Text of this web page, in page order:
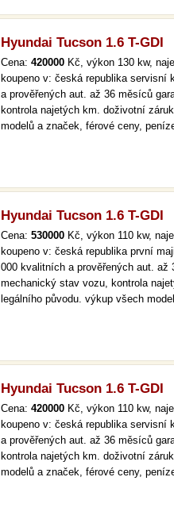
Hyundai Tucson 1.6 T-GDI
Cena: 420000 Kč, výkon 130 kw,
koupeno v: česká republika
a prověřených aut. až 36 měsíců
kontrola najetých km. doživotní
modelů a značek, férové ceny,
mechanický stav vozu, kontrola
Hyundai Tucson 1.6 T-GDI
Cena: 530000 Kč, výkon 110 kw,
koupeno v: česká republika první
000 kvalitních a prověřených aut. až
mechanický stav vozu, kontrola
legálního původu. výkup všech
36 měsíců garance na mechanický
Hyundai Tucson 1.6 T-GDI
Cena: 420000 Kč, výkon 110 kw,
koupeno v: česká republika
a prověřených aut. až 36 měsíců
kontrola najetých km. doživotní
modelů a značek, férové ceny,
mechanický stav vozu, kontrola